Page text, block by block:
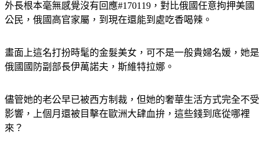
外長根本毫無感覺沒有回應#170119，對比俄國任意拘押美國
公民，俄國高官家屬，到現在還能到處吃香喝辣。
畫面上這名打扮時髦的金髮美女，可不是一般貴婦名媛，她是
俄國國防副部長伊萬諾夫，斯維特拉娜。
儘管她的老公早已被西方制裁，但她的奢華生活方式完全不受
影響，上個月還被目擊在歐洲大肆血拚，這些錢到底從哪裡
來？